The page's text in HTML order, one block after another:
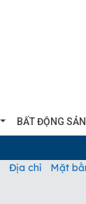
BẤT ĐỘNG SẢN
Địa chỉ Mặt